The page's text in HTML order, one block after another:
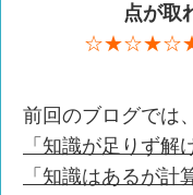
点が取
前回のブログでは
「知識が足りず解
「知識はあるが